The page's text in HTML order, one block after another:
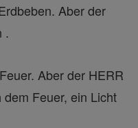
Aber der
.
Aber der HERR
Feuer, ein Licht